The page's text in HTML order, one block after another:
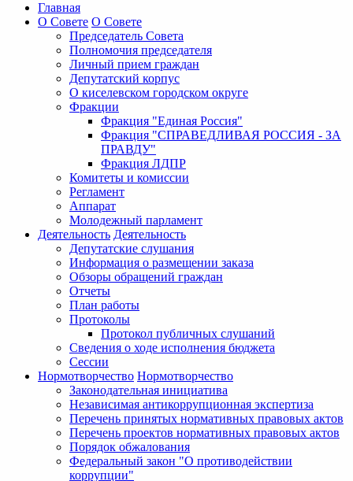
Главная
О Совете О Совете
Председатель Совета
Полномочия председателя
Личный прием граждан
Депутатский корпус
О киселевском городском округе
Фракции
Фракция "Единая Россия"
Фракция "СПРАВЕДЛИВАЯ РОССИЯ - ЗА
ПРАВДУ"
Фракция ЛДПР
Комитеты и комиссии
Регламент
Аппарат
Молодежный парламент
Деятельность Деятельность
Депутатские слушания
Информация о размещении заказа
Обзоры обращений граждан
Отчеты
План работы
Протоколы
Протокол публичных слушаний
Сведения о ходе исполнения бюджета
Сессии
Нормотворчество Нормотворчество
Законодательная инициатива
Независимая антикоррупционная экспертиза
Перечень принятых нормативных правовых актов
Перечень проектов нормативных правовых актов
Порядок обжалования
Федеральный закон "О противодействии
коррупции"